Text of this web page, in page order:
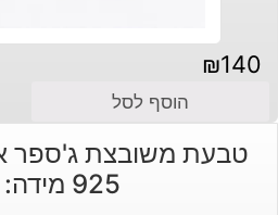
₪140
הוסף לסל
טבעת משובצת ג'ספר
925 מידה: 5.75